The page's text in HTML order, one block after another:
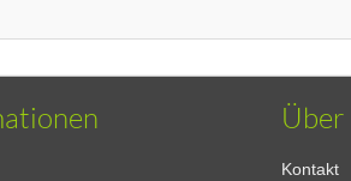
Kontakt